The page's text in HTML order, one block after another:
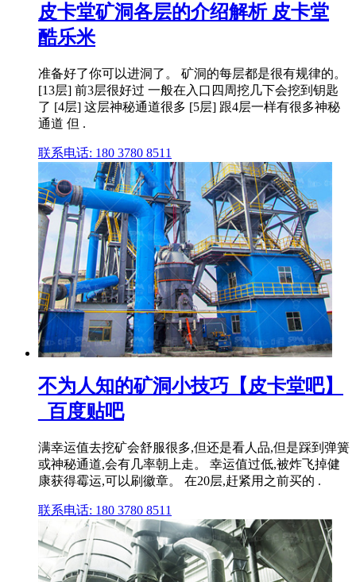
皮卡堂矿洞各层的介绍解析 皮卡堂
酷乐米
准备好了你可以进洞了。 矿洞的每层都是很有规律的。
[13层] 前3层很好过 一般在入口四周挖几下会挖到钥匙
了 [4层] 这层神秘通道很多 [5层] 跟4层一样有很多神秘
通道 但 .
联系电话: 180 3780 8511
不为人知的矿洞小技巧【皮卡堂吧】
_百度贴吧
满幸运值去挖矿会舒服很多,但还是看人品,但是踩到弹簧
或神秘通道,会有几率朝上走。 幸运值过低,被炸飞掉健
康获得霉运,可以刷徽章。 在20层,赶紧用之前买的 .
联系电话: 180 3780 8511